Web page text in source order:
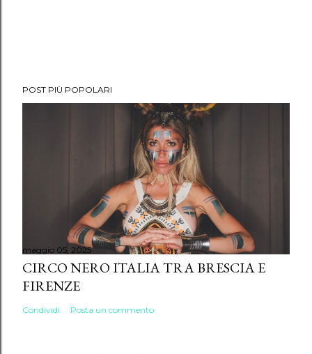
POST PIÙ POPOLARI
maggio 05, 2025
CIRCO NERO ITALIA TRA BRESCIA E
FIRENZE
Condividi Posta un commento